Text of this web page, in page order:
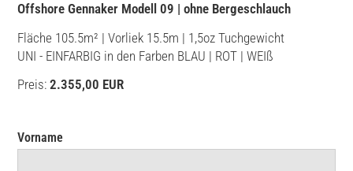
Offshore Gennaker Modell 09 | ohne Bergeschlauch
Fläche 105.5m² | Vorliek 15.5m | 1,5oz Tuchgewicht
UNI - EINFARBIG in den Farben BLAU | ROT | WEIß
Preis:2.355,00 EUR
Vorname